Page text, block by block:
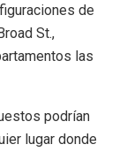
de
St.,
las
podrían
lugar donde